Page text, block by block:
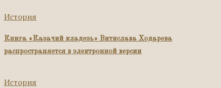
История
Книга «Казачий кладезь» Витислава Ходарева
распространяется в электронной версии
История